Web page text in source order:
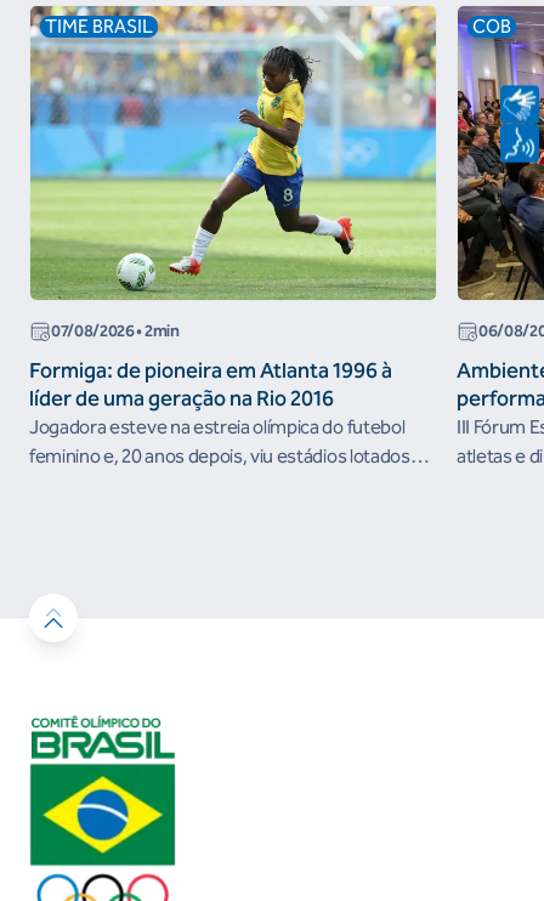
TIME BRASIL
07/08/2026• 2min
Formiga: de pioneira em Atlanta 1996 à
líder de uma geração na Rio 2016
Jogadora esteve na estreia olímpica do futebol
feminino e, 20 anos depois, viu estádios lotados
COB
06/08/
III Fórum
atletas e